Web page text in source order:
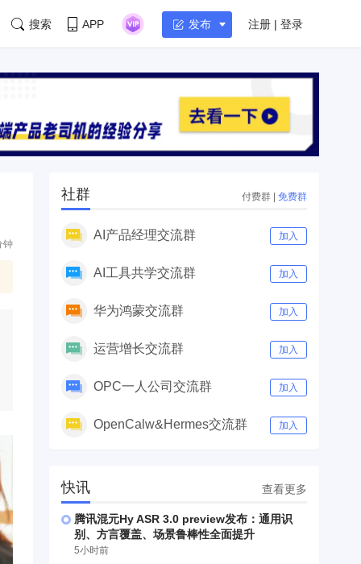
搜索 APP 发布 注册 | 登录
钟
社群 付费群 | 免费群
AI产品经理交流群 加入
AI工具共学交流群 加入
华为鸿蒙交流群 加入
运营增长交流群 加入
OPC一人公司交流群 加入
OpenCalw&Hermes交流群 加入
快讯 查看更多
腾讯混元Hy ASR 3.0 preview发布：通用识
别、方言覆盖、场景鲁棒性全面提升
5小时前